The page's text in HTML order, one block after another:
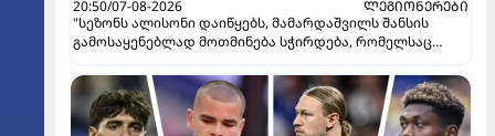
20:50/07-08-2026
ᲚᲔᲒᲘᲝᲜᲔᲠᲔᲑᲘ
"სეზონს ალისონი დაიწყებს, მამარდაშვილს შანსის
გამოსაყენებლად მოთმინება სჭირდება, რომელსაც
მეკარემ